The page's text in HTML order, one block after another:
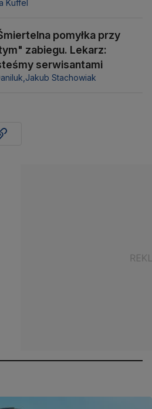
Kuffel
pomyłka przy
zabiegu. Lekarz:
serwisantami
Jakub Stachowiak